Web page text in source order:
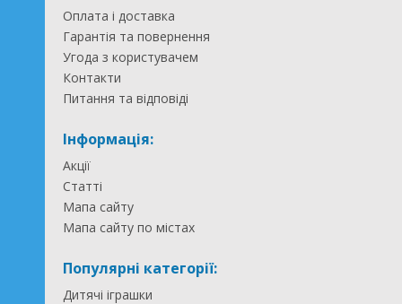
Оплата і доставка
Гарантія та повернення
Угода з користувачем
Контакти
Питання та відповіді
Інформація:
Акції
Статті
Мапа сайту
Мапа сайту по містах
Популярні категорії:
Дитячі іграшки